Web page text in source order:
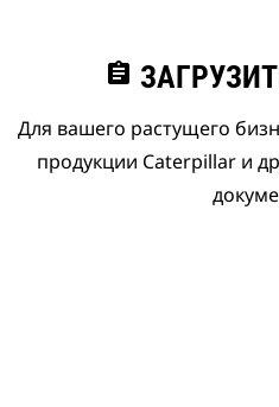
assignment
Для вашего растущего
продукции Caterpillar и